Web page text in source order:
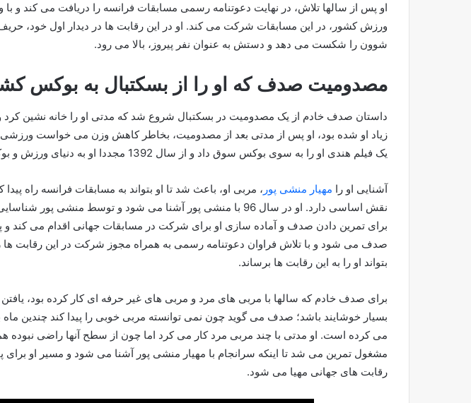
او پس از سالها تلاش، در نهایت دعوتنامه رسمی مسابقات فرانسه را دریافت می کند و
ورزش کشور، در این مسابقات شرکت می کند. او در این رقابت ها در دیدار اول خود،
شوون را شکست می دهد و دستش به عنوان نفر پیروز، بالا می رود.
مصدومیت صدف که او را از بسکتبال به بوکس
داستان صدف خادم از یک مصدومیت در بسکتبال شروع شد که مدتی او را خانه نشین کرد
زیاد او شده بود، او پس از مدتی بعد از مصدومیت، بخاطر کاهش وزن می خواست
یک فیلم هندی او را به سوی بوکس سوق داد و از سال 1392 مجددا او به دنیای ورزش و بوکس بر گشت.
آشنایی او را مهیار منشی پور ، مربی او، باعث شد تا او بتواند به مسابقات فرانسه راه
نقش اساسی دارد. او در سال 96 با منشی پور آشنا می شود و توسط منشی
برای تمرین دادن صدف و آماده سازی او برای شرکت در مسابقات جهانی اقدام می کند و
صدف می شود و با تلاش فراوان دعوتنامه رسمی به همراه مجوز شرکت در این رقابت ها
بتواند او را به این رقابت ها برساند.
برای صدف خادم که سالها با مربی های مرد و مربی های غیر حرفه ای کار کرده بود،
بسیار خوشایند باشد؛ صدف می گوید چون نمی توانسته مربی خوبی را پیدا کند چندین
می کرده است. او مدتی با چند مربی مرد کار می کرد اما چون از سطح آنها راضی نبوده همه
مشغول تمرین می شد تا اینکه سرانجام با مهیار منشی پور آشنا می شود و مسیر او
رقابت های جهانی مهیا می شود.